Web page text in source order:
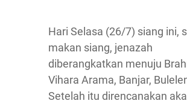
Hari Selasa (26/7) siang ini,
makan siang, jenazah
diberangkatkan menuju
Vihara Arama, Banjar,
Setelah itu direncanakan